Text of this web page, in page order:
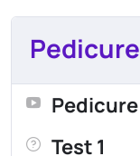
Pedicure
Pedicure
Test 1